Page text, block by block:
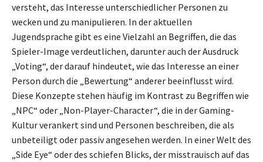
versteht, das Interesse unterschiedlicher Personen zu
wecken und zu manipulieren. In der aktuellen
Jugendsprache gibt es eine Vielzahl an Begriffen, die das
Spieler-Image verdeutlichen, darunter auch der Ausdruck
„Voting“, der darauf hindeutet, wie das Interesse an einer
Person durch die „Bewertung“ anderer beeinflusst wird.
Diese Konzepte stehen häufig im Kontrast zu Begriffen wie
„NPC“ oder „Non-Player-Character“, die in der Gaming-
Kultur verankert sind und Personen beschreiben, die als
unbeteiligt oder passiv angesehen werden. In einer Welt des
„Side Eye“ oder des schiefen Blicks, der misstrauisch auf das